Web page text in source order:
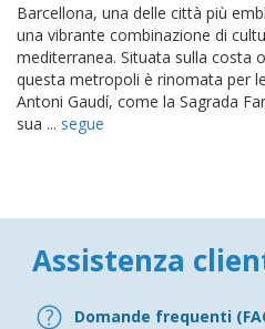
Barcellona, una delle città più
una vibrante combinazione di
mediterranea. Situata sulla costa
questa metropoli è rinomata per
Antoni Gaudí, come la Sagrada
sua ... segue
Assistenza
Domande frequenti